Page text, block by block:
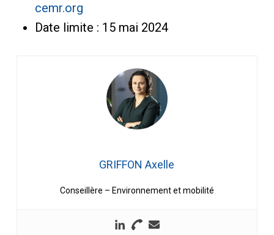
cemr.org
Date limite : 15 mai 2024
GRIFFON Axelle
Conseillère – Environnement et mobilité